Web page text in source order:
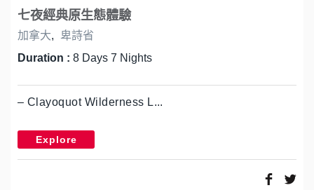
七夜經典原生態體驗
加拿大,
卑詩省
Duration : 8 Days 7 Nights
– Clayoquot Wilderness L...
Explore